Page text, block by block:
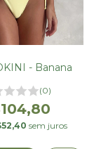
- Banana
(0)
sem juros